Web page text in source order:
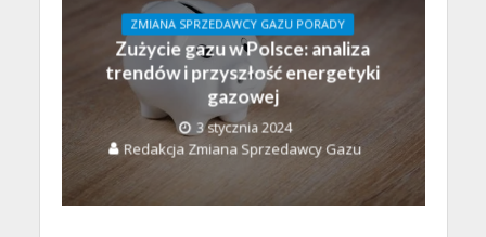
ZMIANA SPRZEDAWCY GAZU PORADY
Zużycie gazu w Polsce: analiza
trendów i przyszłość energetyki
gazowej
3 stycznia 2024
Redakcja Zmiana Sprzedawcy Gazu